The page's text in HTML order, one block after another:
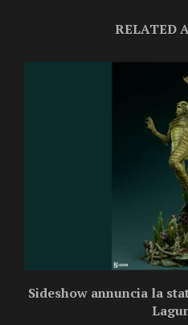
RELATED
Sideshow annuncia la